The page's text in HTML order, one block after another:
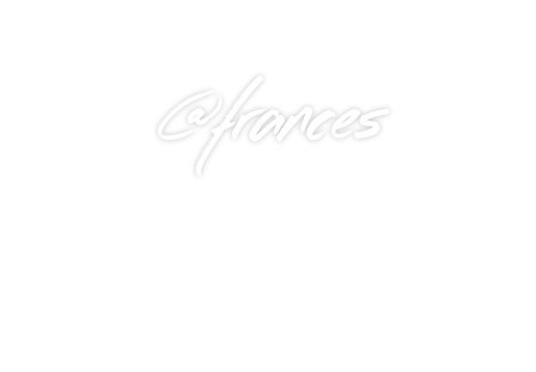
@frances